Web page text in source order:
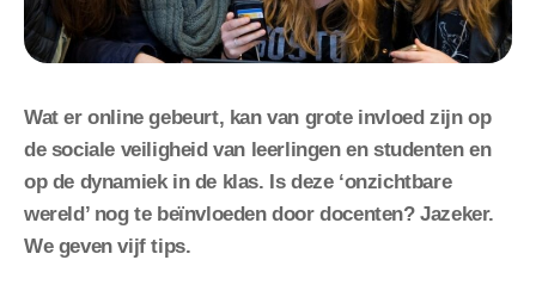
Wat er online gebeurt, kan van grote invloed zijn op
de sociale veiligheid van leerlingen en studenten en
op de dynamiek in de klas. Is deze ‘onzichtbare
wereld’ nog te beïnvloeden door docenten? Jazeker.
We geven vijf tips.